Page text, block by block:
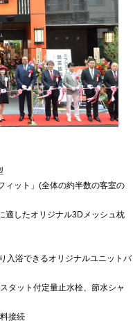
ィット」(全体の約半数の客室の
適したオリジナル3Dメッシュ枕
入浴できるオリジナルユニットバ
タット付定量止水栓、節水シャ
接続